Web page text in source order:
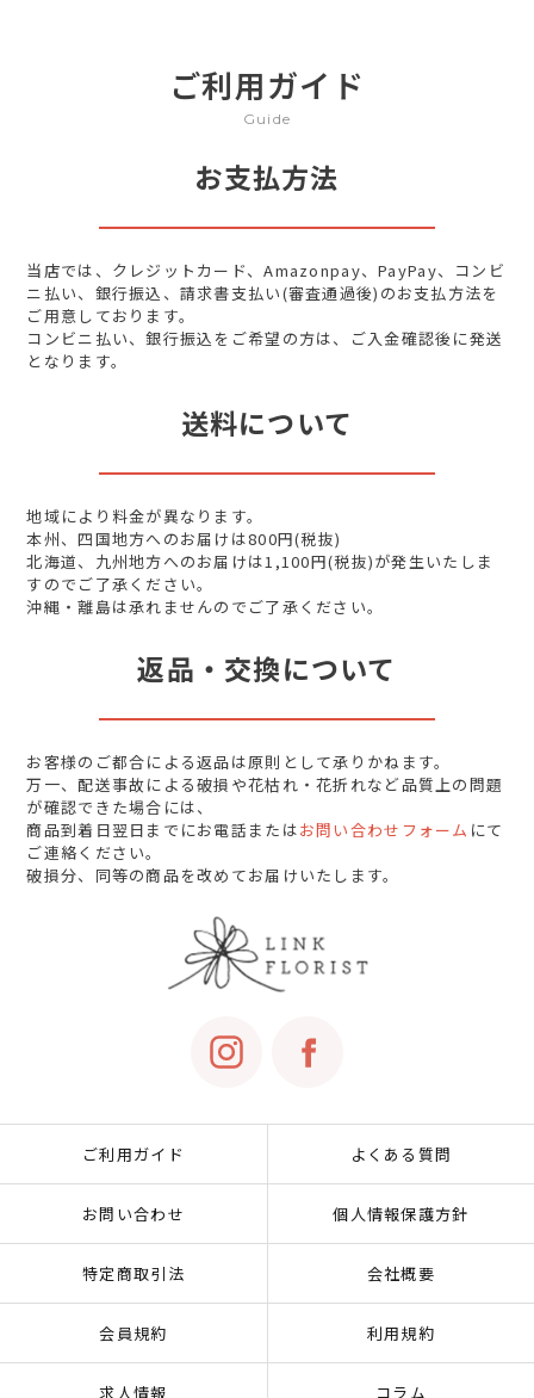
ご利用ガイド
Guide
お支払方法
当店では、クレジットカード、Amazonpay、PayPay、コンビ
ニ払い、銀行振込、請求書支払い(審査通過後)のお支払方法を
ご用意しております。
コンビニ払い、銀行振込をご希望の方は、ご入金確認後に発送
となります。
送料について
地域により料金が異なります。
本州、四国地方へのお届けは800円(税抜)
北海道、九州地方へのお届けは1,100円(税抜)が発生いたしま
すのでご了承ください。
沖縄・離島は承れませんのでご了承ください。
返品・交換について
お客様のご都合による返品は原則として承りかねます。
万一、配送事故による破損や花枯れ・花折れなど品質上の問題
が確認できた場合には、
商品到着日翌日までにお電話またはお問い合わせフォーム にて
ご連絡ください。
破損分、同等の商品を改めてお届けいたします。
ご利用ガイド よくある質問
お問い合わせ 個人情報保護方針
特定商取引法 会社概要
会員規約 利用規約
求人情報 コラム